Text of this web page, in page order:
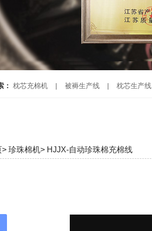
： 枕芯充棉机 | 被褥生产线 | 枕芯生产线
> 珍珠棉机> HJJX-自动珍珠棉充棉线